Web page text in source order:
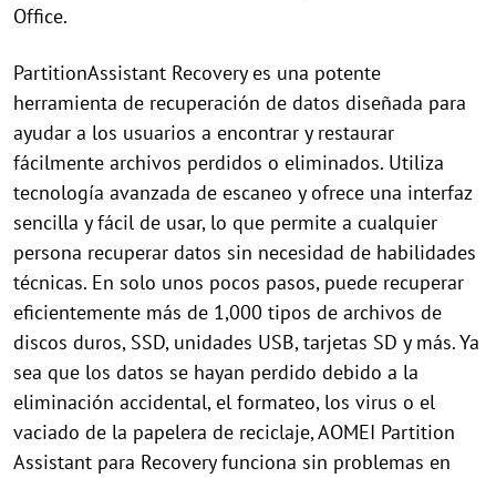
Office.
PartitionAssistant Recovery es una potente
herramienta de recuperación de datos diseñada para
ayudar a los usuarios a encontrar y restaurar
fácilmente archivos perdidos o eliminados. Utiliza
tecnología avanzada de escaneo y ofrece una interfaz
sencilla y fácil de usar, lo que permite a cualquier
persona recuperar datos sin necesidad de habilidades
técnicas. En solo unos pocos pasos, puede recuperar
eficientemente más de 1,000 tipos de archivos de
discos duros, SSD, unidades USB, tarjetas SD y más. Ya
sea que los datos se hayan perdido debido a la
eliminación accidental, el formateo, los virus o el
vaciado de la papelera de reciclaje, AOMEI Partition
Assistant para Recovery funciona sin problemas en